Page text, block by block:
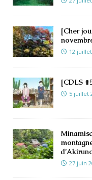
[Cher
12
[CDLS
5 juillet
27 juin